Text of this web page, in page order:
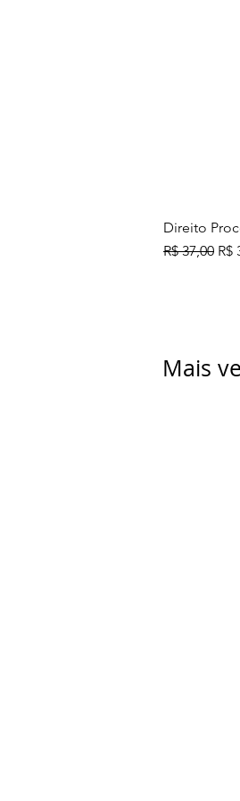
Direito
Preço
R$ 37,00 R$
Mais